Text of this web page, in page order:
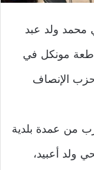
محمد ولد عبد
مونكل في
حزب الإنصاف
من عمدة بلدية
ولد أعبيد،